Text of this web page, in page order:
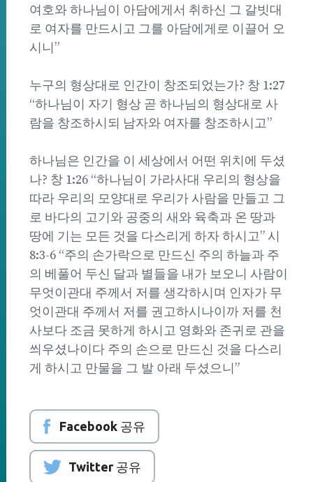
여호와 하나님이 아담에게서 취하신 그 갈빗대
로 여자를 만드시고 그를 아담에게로 이끌어 오
시니”
누구의 형상대로 인간이 창조되었는가? 창 1:27
“하나님이 자기 형상 곧 하나님의 형상대로 사
람을 창조하시되 남자와 여자를 창조하시고”
하나님은 인간을 이 세상에서 어떤 위치에 두셨
나? 창 1:26 “하나님이 가라사대 우리의 형상을
따라 우리의 모양대로 우리가 사람을 만들고 그
로 바다의 고기와 공중의 새와 육축과 온 땅과
땅에 기는 모든 것을 다스리게 하자 하시고” 시
8:3-6 “주의 손가락으로 만드신 주의 하늘과 주
의 베풀어 두신 달과 별들을 내가 보오니 사람이
무엇이관대 주께서 저를 생각하시며 인자가 무
엇이관대 주께서 저를 권고하시나이까 저를 천
사보다 조금 못하게 하시고 영화와 존귀로 관을
씌우셨나이다 주의 손으로 만드신 것을 다스리
게 하시고 만물을 그 발 아래 두셨으니”
Facebook 공유
Twitter 공유